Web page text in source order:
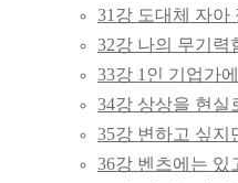
31강 도대체 자아
32강 나의 무기력
33강 1인 기업가
34강 상상을 현실
35강 변하고 싶지
36강 벤츠에는 있